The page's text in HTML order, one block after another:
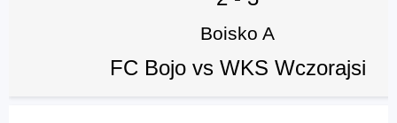
Boisko A
FC Bojo vs WKS Wczorajsi